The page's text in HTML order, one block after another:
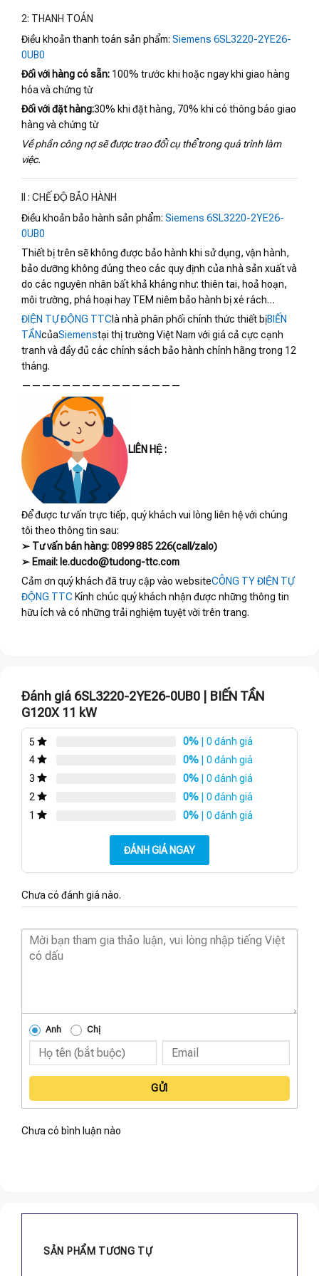
2: THANH TOÁN
Điều khoản thanh toán sản phẩm: Siemens 6SL3220-2YE26-
0UB0
Đối với hàng có sẵn: 100% trước khi hoặc ngay khi giao hàng
hóa và chứng từ
Đối với đặt hàng:30% khi đặt hàng, 70% khi có thông báo giao
hàng và chứng từ
Về phần công nợ sẽ được trao đổi cụ thể trong quá trình làm
việc.
II : CHẾ ĐỘ BẢO HÀNH
Điều khoản bảo hành sản phẩm: Siemens 6SL3220-2YE26-
0UB0
Thiết bị trên sẽ không được bảo hành khi sử dụng, vận hành,
bảo dưỡng không đúng theo các quy định của nhà sản xuất và
do các nguyên nhân bất khả kháng như: thiên tai, hoả hoạn,
môi trường, phá hoại hay TEM niêm bảo hành bị xé rách…
ĐIỆN TỰ ĐỘNG TTC là nhà phân phối chính thức thiết bịBIẾN
TẦNcủaSiemenstại thị trường Việt Nam với giá cả cực cạnh
tranh và đầy đủ các chính sách bảo hành chính hãng trong 12
tháng.
————————————————
LIÊN HỆ :
Để được tư vấn trực tiếp, quý khách vui lòng liên hệ với chúng
tôi theo thông tin sau:
➢ Tư vấn bán hàng: 0899 885 226(call/zalo)
➢ Email: le.ducdo@tudong-ttc.com
Cảm ơn quý khách đã truy cập vào websiteCÔNG TY ĐIỆN TỰ
ĐỘNG TTC Kính chúc quý khách nhận được những thông tin
hữu ích và có những trải nghiệm tuyệt vời trên trang.
Đánh giá 6SL3220-2YE26-0UB0 | BIẾN TẦN
G120X 11 kW
5 0% | 0 đánh giá
4
0% | 0 đánh giá
3
0% | 0 đánh giá
2
0% | 0 đánh giá
1
0% | 0 đánh giá
ĐÁNH GIÁ NGAY
Chưa có đánh giá nào.
Anh Chị
GỬI
Chưa có bình luận nào
SẢN PHẨM TƯƠNG TỰ